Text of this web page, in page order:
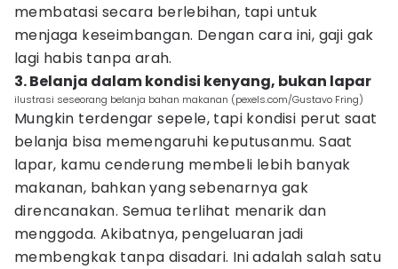
membatasi secara berlebihan, tapi untuk
menjaga keseimbangan. Dengan cara ini, gaji gak
lagi habis tanpa arah.
3. Belanja dalam kondisi kenyang, bukan lapar
ilustrasi seseorang belanja bahan makanan (pexels.com/Gustavo Fring)
Mungkin terdengar sepele, tapi kondisi perut saat
belanja bisa memengaruhi keputusanmu. Saat
lapar, kamu cenderung membeli lebih banyak
makanan, bahkan yang sebenarnya gak
direncanakan. Semua terlihat menarik dan
menggoda. Akibatnya, pengeluaran jadi
membengkak tanpa disadari. Ini adalah salah satu